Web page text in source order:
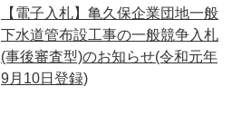
【電子入札】亀久保企業団地一般
下水道管布設工事の一般競争入札
(事後審査型)のお知らせ(令和元年
9月10日登録)